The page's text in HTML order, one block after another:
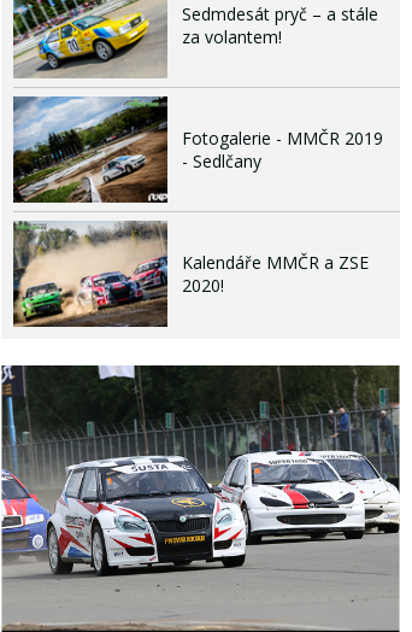
Sedmdesát pryč – a stále
za volantem!
Fotogalerie - MMČR 2019
- Sedlčany
Kalendáře MMČR a ZSE
2020!